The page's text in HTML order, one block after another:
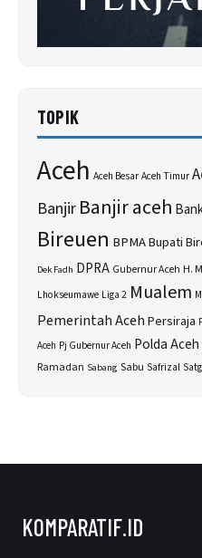
TOPIK
Aceh Aceh BesarAceh Timur
BanjirBanjir aceh
Bireuen BPMABupati
Dek Fadh DPRA Gubernur Aceh H.
Lhokseumawe Liga 2 Mualem
Pemerintah AcehPersiraja
Aceh Pj Gubernur Aceh Polda Aceh
Ramadan Sabang Sabu Safrizal
KOMPARATIF.ID